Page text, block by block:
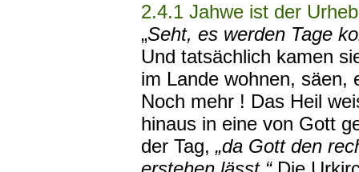
2.4.1 Jahwe ist der
„Seht, es werden Tage
Und tatsächlich kamen
im Lande wohnen, säen,
Noch mehr ! Das Heil
hinaus in eine von Gott
der Tag, „da Gott den